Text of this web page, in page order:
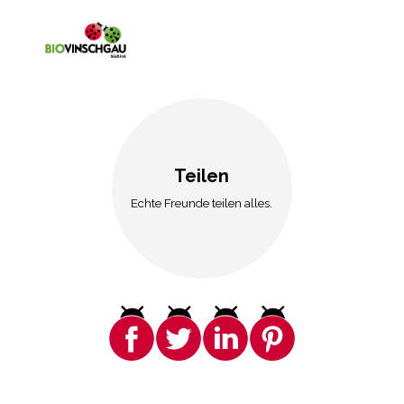
Teilen
Echte Freunde teilen alles.